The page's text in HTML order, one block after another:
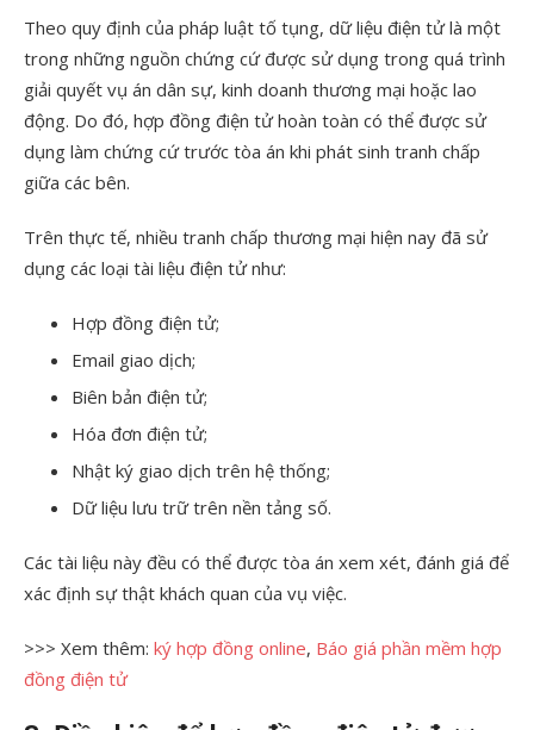
Theo quy định của pháp luật tố tụng, dữ liệu điện tử là một
trong những nguồn chứng cứ được sử dụng trong quá trình
giải quyết vụ án dân sự, kinh doanh thương mại hoặc lao
động. Do đó, hợp đồng điện tử hoàn toàn có thể được sử
dụng làm chứng cứ trước tòa án khi phát sinh tranh chấp
giữa các bên.
Trên thực tế, nhiều tranh chấp thương mại hiện nay đã sử
dụng các loại tài liệu điện tử như:
Hợp đồng điện tử;
Email giao dịch;
Biên bản điện tử;
Hóa đơn điện tử;
Nhật ký giao dịch trên hệ thống;
Dữ liệu lưu trữ trên nền tảng số.
Các tài liệu này đều có thể được tòa án xem xét, đánh giá để
xác định sự thật khách quan của vụ việc.
>>> Xem thêm: ký hợp đồng online, Báo giá phần mềm hợp
đồng điện tử